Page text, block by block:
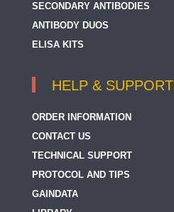
SECONDARY ANTIBODIES
ANTIBODY DUOS
ELISA KITS
HELP & SUPPORT
ORDER INFORMATION
CONTACT US
TECHNICAL SUPPORT
PROTOCOL AND TIPS
GAINDATA